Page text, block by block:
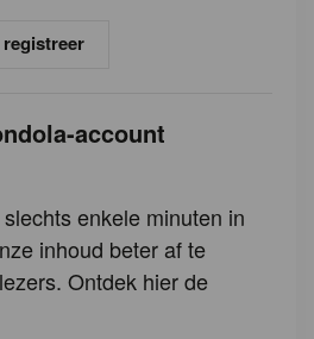
account
enkele minuten in
inhoud beter af te
Ontdek hier de